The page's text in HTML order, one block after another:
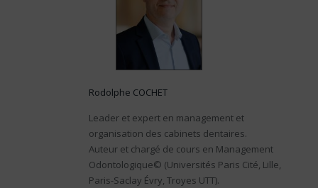
Rodolphe COCHET
Leader et expert en management et
organisation des cabinets dentaires.
Auteur et chargé de cours en Management
Odontologique© (Universités Paris Cité, Lille,
Paris-Saclay Évry, Troyes UTT).